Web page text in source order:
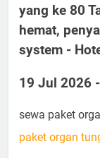
yang ke 80
hemat,
system -
19 Jul 2026
sewa paket
paket organ